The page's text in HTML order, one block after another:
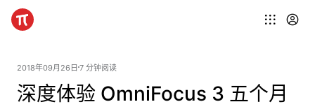
2018年09月26日 7 分钟阅读
深度体验 OmniFocus 3 五个月